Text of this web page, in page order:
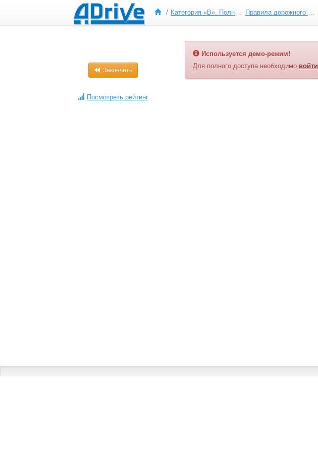
Категория «B». Полный курс ПДД Правила дорожного движения
Закончить
Посмотреть рейтинг
Используется демо-режим!
Для полного доступа необходимо войти